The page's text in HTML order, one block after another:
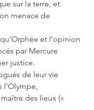
sur la terre, et
menace de
et l’opinion
par Mercure
justice.
de leur vie
l’Olympe,
des lieux («